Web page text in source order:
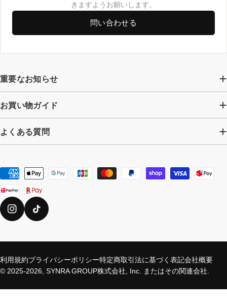
きますようお願いします。
問い合わせる
重要なお知らせ
お買い物ガイド
よくある質問
払
い
方
Instagram
TikTok
© 2025-2026, SYNRA GROUP株式会社, Inc. またはその関連会社.
利用規約プライバシーポリシー特定商取引法に基づく表記会社概要